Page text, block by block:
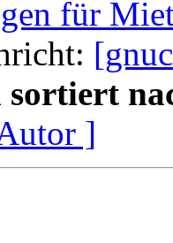
für
sortiert
]